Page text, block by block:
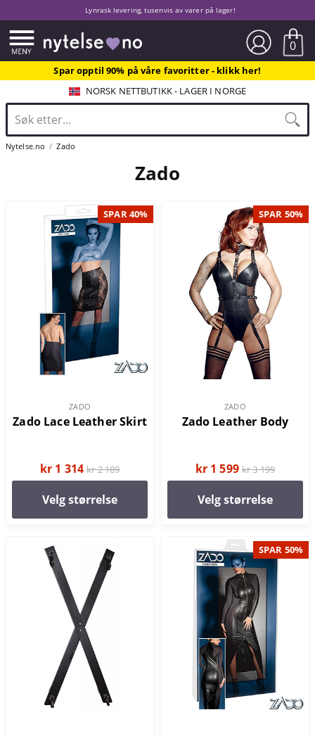
Lynrask levering, tusenvis av varer på lager!
0
Spar opptil 90% på våre favoritter - klikk her!
NORSK NETTBUTIKK - LAGER I NORGE
Nytelse.no Zado
Zado
SPAR 40%
ZADO
Zado Lace Leather Skirt
kr 1 314 kr 2 189
Velg størrelse
SPAR 50%
ZADO
Zado Leather Body
kr 1 599 kr 3 199
Velg størrelse
SPAR 50%